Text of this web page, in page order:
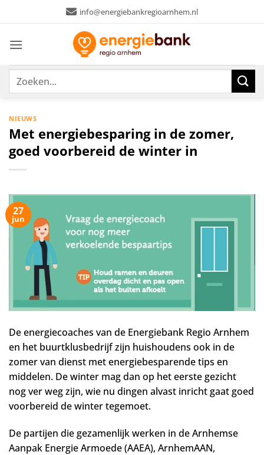
info@energiebankregioarnhem.nl
NIEUWS
Met energiebesparing in de zomer,
goed voorbereid de winter in
27
jun
De energiecoaches van de Energiebank Regio Arnhem
en het buurtklusbedrijf zijn huishoudens ook in de
zomer van dienst met energiebesparende tips en
middelen. De winter mag dan op het eerste gezicht
nog ver weg zijn, wie nu dingen alvast inricht gaat goed
voorbereid de winter tegemoet.
De partijen die gezamenlijk werken in de Arnhemse
Aanpak Energie Armoede (AAEA), ArnhemAAN,